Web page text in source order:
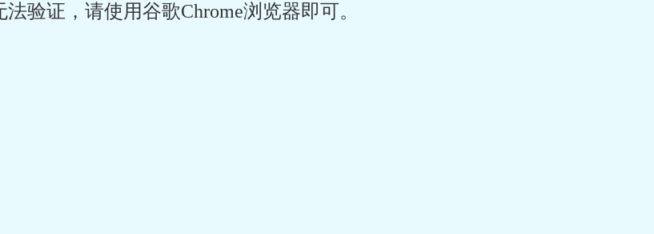
验证，请使用谷歌Chrome浏览器即可。